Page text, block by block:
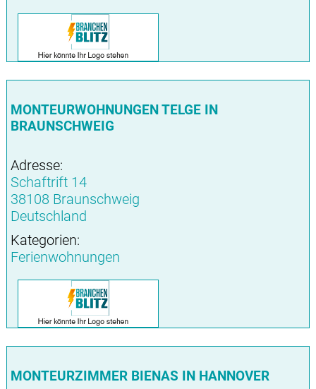
MONTEURWOHNUNGEN TELGE IN
BRAUNSCHWEIG
Adresse:
Schaftrift 14
38108 Braunschweig
Deutschland
Kategorien:
Ferienwohnungen
MONTEURZIMMER BIENAS IN HANNOVER